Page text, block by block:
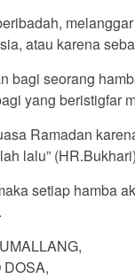
atau karena
bagi seorang
yang beristigfar
Ramadan
lalu” (HR.Bukhari)
setiap hamba
DOSA,